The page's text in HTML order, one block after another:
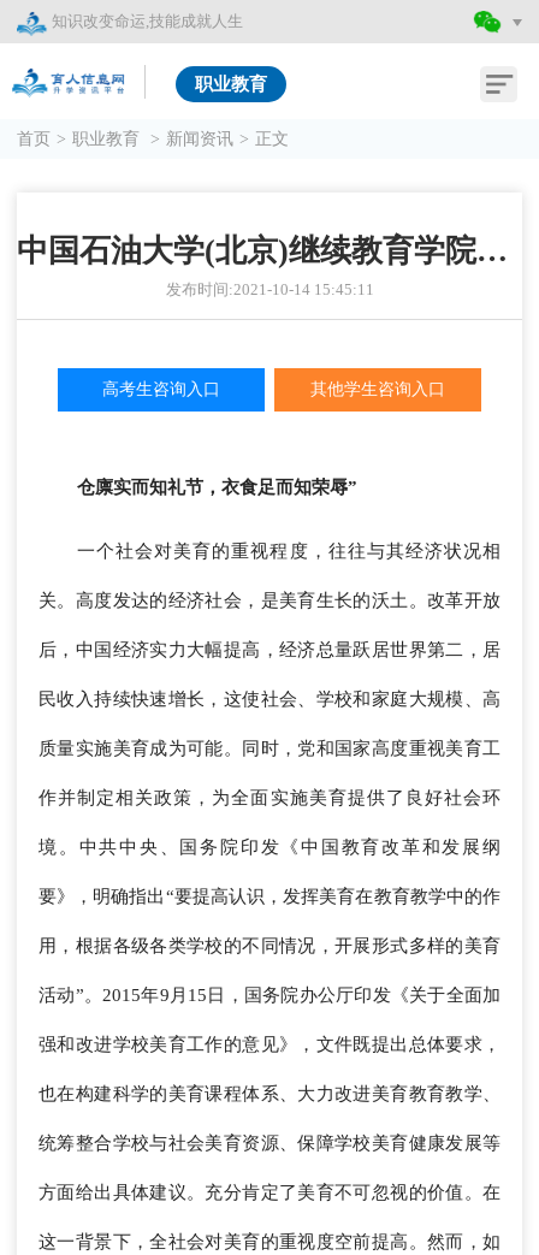
知识改变命运,技能成就人生
职业教育
首页 > 职业教育 > 新闻资讯 > 正文
中国石油大学(北京)继续教育学院的艺术设计专业介绍
发布时间:2021-10-14 15:45:11
高考生咨询入口 其他学生咨询入口
仓廪实而知礼节，衣食足而知荣辱”
一个社会对美育的重视程度，往往与其经济状况相
关。高度发达的经济社会，是美育生长的沃土。改革开放
后，中国经济实力大幅提高，经济总量跃居世界第二，居
民收入持续快速增长，这使社会、学校和家庭大规模、高
质量实施美育成为可能。同时，党和国家高度重视美育工
作并制定相关政策，为全面实施美育提供了良好社会环
境。中共中央、国务院印发《中国教育改革和发展纲
要》，明确指出“要提高认识，发挥美育在教育教学中的作
用，根据各级各类学校的不同情况，开展形式多样的美育
活动”。2015年9月15日，国务院办公厅印发《关于全面加
强和改进学校美育工作的意见》，文件既提出总体要求，
也在构建科学的美育课程体系、大力改进美育教育教学、
统筹整合学校与社会美育资源、保障学校美育健康发展等
方面给出具体建议。充分肯定了美育不可忽视的价值。在
这一背景下，全社会对美育的重视度空前提高。然而，如